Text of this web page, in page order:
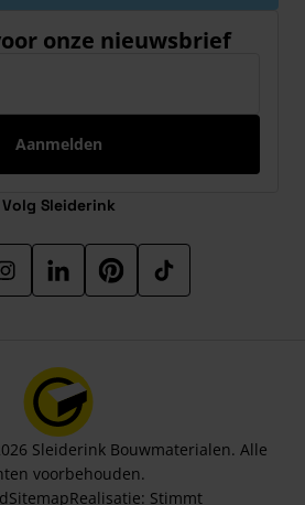
onze nieuwsbrief
Aanmelden
Volg Sleiderink
Sleiderink Bouwmaterialen. Alle
voorbehouden.
SitemapRealisatie: Stimmt